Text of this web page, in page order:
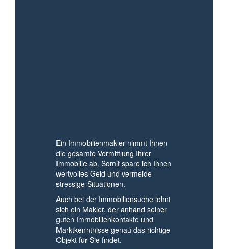
Ein Immobilienmakler nimmt Ihnen
die gesamte Vermittlung Ihrer
Immobilie ab. Somit spare ich Ihnen
wertvolles Geld und vermeide
stressige Situationen.
Auch bei der Immobiliensuche lohnt
sich ein Makler, der anhand seiner
guten Immobilienkontakte und
Marktkenntnisse genau das richtige
Objekt für Sie findet.